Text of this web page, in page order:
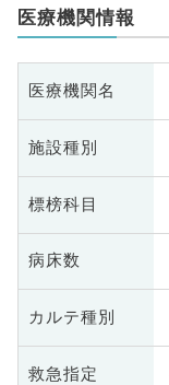
医療機関情報
医療機関名
施設種別
標榜科目
病床数
カルテ種別
救急指定